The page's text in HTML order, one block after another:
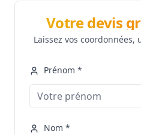
Votre devis
Laissez vos
Prénom *
Nom *